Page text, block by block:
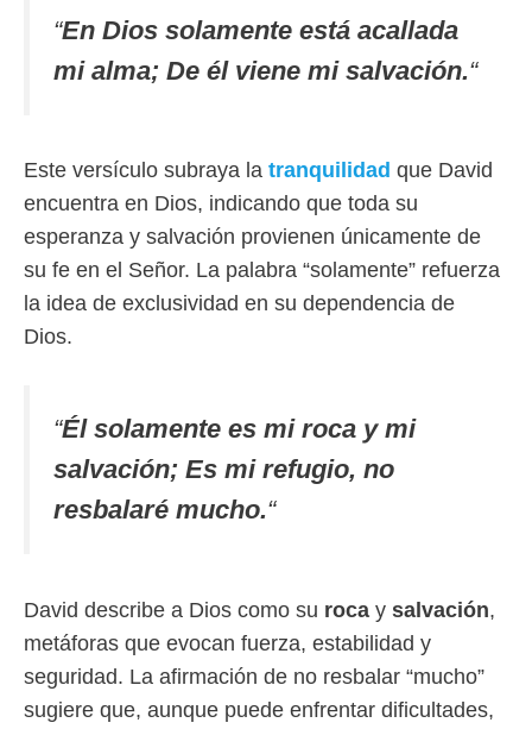
“En Dios solamente está acallada
mi alma; De él viene mi salvación.“
Este versículo subraya la tranquilidad que David
encuentra en Dios, indicando que toda su
esperanza y salvación provienen únicamente de
su fe en el Señor. La palabra “solamente” refuerza
la idea de exclusividad en su dependencia de
Dios.
“Él solamente es mi roca y mi
salvación; Es mi refugio, no
resbalaré mucho.“
David describe a Dios como su roca y salvación,
metáforas que evocan fuerza, estabilidad y
seguridad. La afirmación de no resbalar “mucho”
sugiere que, aunque puede enfrentar dificultades,